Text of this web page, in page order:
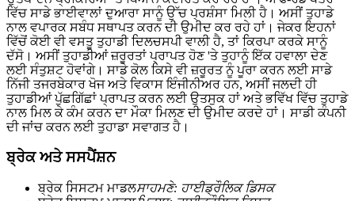
ਵਿੱਚ ਸਾਡੇ ਭਾਈਵਾਲਾਂ ਦੁਆਰਾ ਸਾਨੂੰ ਉੱਚ ਪ੍ਰਸ਼ੰਸਾ ਮਿਲੀ ਹੈ। ਅਸੀਂ ਤੁਹਾਡੇ
ਨਾਲ ਵਪਾਰਕ ਸਬੰਧ ਸਥਾਪਤ ਕਰਨ ਦੀ ਉਮੀਦ ਕਰ ਰਹੇ ਹਾਂ। ਜੇਕਰ ਇਹਨਾਂ
ਵਿੱਚੋਂ ਕੋਈ ਵੀ ਵਸਤੂ ਤੁਹਾਡੀ ਦਿਲਚਸਪੀ ਵਾਲੀ ਹੈ, ਤਾਂ ਕਿਰਪਾ ਕਰਕੇ ਸਾਨੂੰ
ਦੱਸੋ। ਅਸੀਂ ਤੁਹਾਡੀਆਂ ਜ਼ਰੂਰਤਾਂ ਪ੍ਰਾਪਤ ਹੋਣ 'ਤੇ ਤੁਹਾਨੂੰ ਇੱਕ ਹਵਾਲਾ ਦੇਣ
ਲਈ ਸੰਤੁਸ਼ਟ ਹੋਵਾਂਗੇ। ਸਾਡੇ ਕੋਲ ਕਿਸੇ ਵੀ ਜ਼ਰੂਰਤ ਨੂੰ ਪੂਰਾ ਕਰਨ ਲਈ ਸਾਡੇ
ਨਿੱਜੀ ਤਜਰਬੇਕਾਰ ਖੋਜ ਅਤੇ ਵਿਕਾਸ ਇੰਜੀਨੀਅਰ ਹਨ, ਅਸੀਂ ਜਲਦੀ ਹੀ
ਤੁਹਾਡੀਆਂ ਪੁੱਛਗਿੱਛਾਂ ਪ੍ਰਾਪਤ ਕਰਨ ਲਈ ਉਤਸੁਕ ਹਾਂ ਅਤੇ ਭਵਿੱਖ ਵਿੱਚ ਤੁਹਾਡੇ
ਨਾਲ ਮਿਲ ਕੇ ਕੰਮ ਕਰਨ ਦਾ ਮੌਕਾ ਮਿਲਣ ਦੀ ਉਮੀਦ ਕਰਦੇ ਹਾਂ। ਸਾਡੀ ਕੰਪਨੀ
ਦੀ ਜਾਂਚ ਕਰਨ ਲਈ ਤੁਹਾਡਾ ਸਵਾਗਤ ਹੈ।
ਬ੍ਰੇਕ ਅਤੇ ਸਸਪੈਂਸ਼ਨ
ਬ੍ਰੇਕ ਸਿਸਟਮ ਮਾਡਲਸਾਹਮਣੇ: ਹਾਈਡ੍ਰੌਲਿਕ ਡਿਸਕ